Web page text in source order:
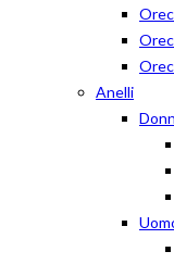
Anelli